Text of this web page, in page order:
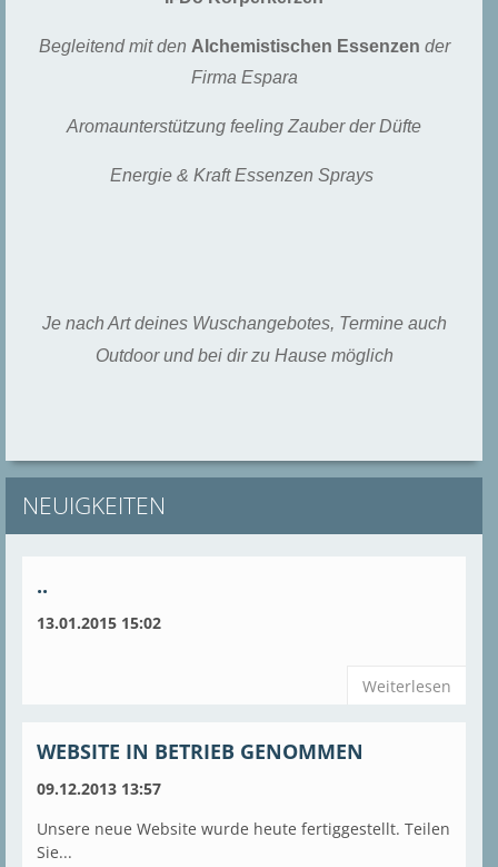
Begleitend mit den Alchemistischen Essenzen der
Firma Espara
Aromaunterstützung feeling Zauber der Düfte
Energie & Kraft Essenzen Sprays
Je nach Art deines Wuschangebotes, Termine auch
Outdoor und bei dir zu Hause möglich
NEUIGKEITEN
..
13.01.2015 15:02
Weiterlesen
WEBSITE IN BETRIEB GENOMMEN
09.12.2013 13:57
Unsere neue Website wurde heute fertiggestellt. Teilen
Sie...